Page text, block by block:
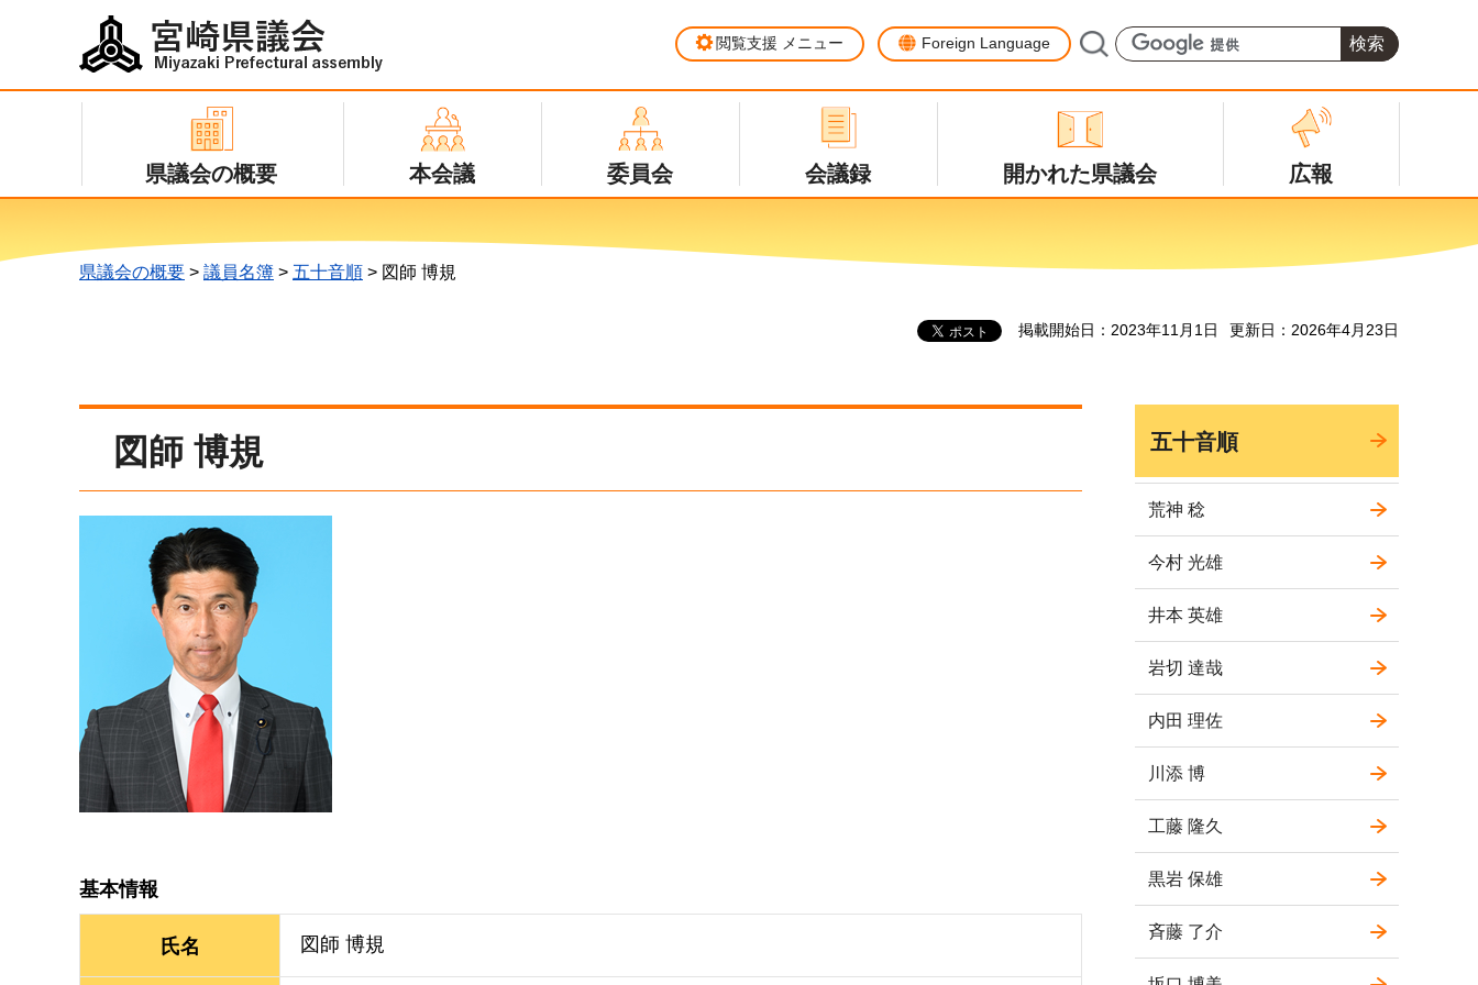
宮崎県議会
Miyazaki Prefectural assembly
閲覧支援 メニュー Foreign Language
県議会の概要 本会議 委員会 会議録 開かれた県議会 広報
県議会の概要 > 議員名簿 > 五十音順 > 図師 博規
掲載開始日：2023年11月1日 更新日：2026年4月23日
図師 博規
基本情報
氏名 図師 博規
五十音順
荒神 稔
今村 光雄
井本 英雄
岩切 達哉
内田 理佐
川添 博
工藤 隆久
黒岩 保雄
斉藤 了介